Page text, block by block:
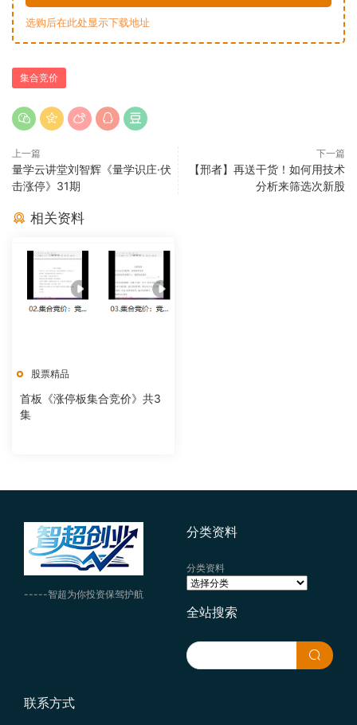
选购后在此处显示下载地址
集合竞价
上一篇
量学云讲堂刘智辉《量学识庄·伏
击涨停》31期
下一篇
【邢者】再送干货！如何用技术
分析来筛选次新股
相关资料
股票精品
首板《涨停板集合竞价》共3
集
-----智超为你投资保驾护航
分类资料
分类资料
全站搜索
联系方式